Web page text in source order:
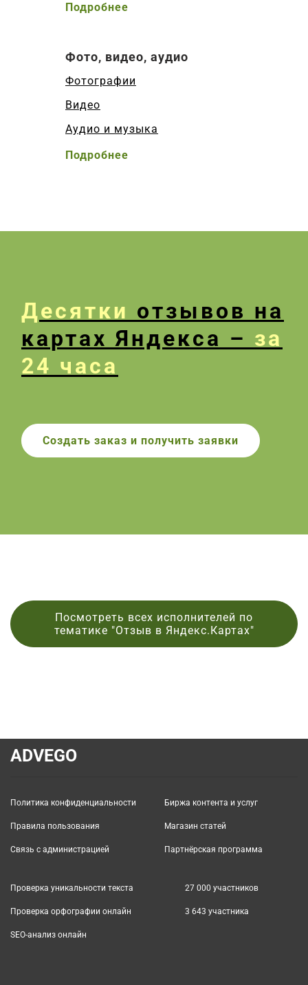
Подробнее
Фото, видео, аудио
Фотографии
Видео
Аудио и музыка
Подробнее
Десятки отзывов на
картах Яндекса – за
24 часа
Создать заказ и получить заявки
Посмотреть всех исполнителей по
тематике "Отзыв в Яндекс.Картах"
ADVEGO
Политика конфиденциальности
Правила пользования
Связь с администрацией
Биржа контента и услуг
Магазин статей
Партнёрская программа
Проверка уникальности текста
Проверка орфографии онлайн
SEO-анализ онлайн
27 000 участников
3 643 участника